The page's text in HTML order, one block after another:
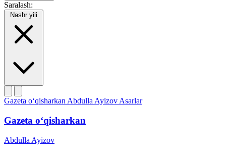
Saralash:
Nashr yili
Gazeta o‘qisharkan Abdulla Ayizov Asarlar
Gazeta o‘qisharkan
Abdulla Ayizov